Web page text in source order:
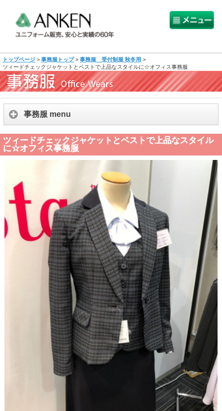
トップページ > 事務服トップ > 事務服 受付制服 秋冬用 >
ツィードチェックジャケットとベストで上品なスタイルに☆オフィス事務服
事務服 menu
ツィードチェックジャケットとベストで上品なスタイル
に☆オフィス事務服